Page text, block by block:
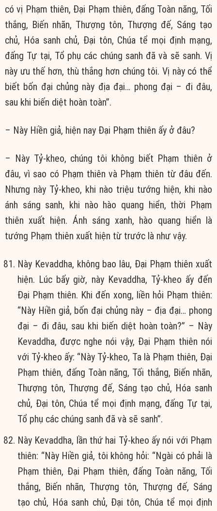
có vị Phạm thiên, Ðại Phạm thiên, đấng Toàn năng, Tối
thắng, Biến nhãn, Thượng tôn, Thượng đế, Sáng tạo
chủ, Hóa sanh chủ, Ðại tôn, Chúa tể mọi định mạng,
đấng Tự tại, Tổ phụ các chúng sanh đã và sẽ sanh. Vị
này ưu thế hơn, thù thắng hơn chúng tôi. Vị này có thể
biết bốn đại chủng này địa đại… phong đại – đi đâu,
sau khi biến diệt hoàn toàn”.
– Này Hiền giả, hiện nay Ðại Phạm thiên ấy ở đâu?
– Này Tỷ-kheo, chúng tôi không biết Phạm thiên ở
đâu, vì sao có Phạm thiên và Phạm thiên từ đâu đến.
Nhưng này Tỷ-kheo, khi nào triệu tướng hiện, khi nào
ánh sáng sanh, khi nào hào quang hiển, thời Phạm
thiên xuất hiện. Ánh sáng xanh, hào quang hiển là
tướng Phạm thiên xuất hiện từ trước là như vậy.
Này Kevaddha, không bao lâu, Ðại Phạm thiên xuất
hiện. Lúc bấy giờ, này Kevaddha, Tỷ-kheo ấy đến
Ðại Phạm thiên. Khi đến xong, liền hỏi Phạm thiên:
“Này Hiền giả, bốn đại chủng này – địa đại… phong
đại – đi đâu, sau khi biến diệt hoàn toàn?” – Này
Kevaddha, được nghe nói vậy, Ðại Phạm thiên nói
với Tỷ-kheo ấy: “Này Tỷ-kheo, Ta là Phạm thiên, Ðại
Phạm thiên, đấng Toàn năng, Tối thắng, Biến nhãn,
Thượng tôn, Thượng đế, Sáng tạo chủ, Hóa sanh
chủ, Ðại tôn, Chúa tể mọi định mạng, đấng Tự tại,
Tổ phụ các chúng sanh đã và sẽ sanh”.
Này Kevaddha, lần thứ hai Tỷ-kheo ấy nói với Phạm
thiên: “Này Hiền giả, tôi không hỏi: “Ngài có phải là
Phạm thiên, Ðại Phạm thiên, đấng Toàn năng, Tối
thắng, Biến nhãn, Thượng tôn, Thượng đế, Sáng
tạo chủ, Hóa sanh chủ, Ðại tôn, Chúa tể mọi định